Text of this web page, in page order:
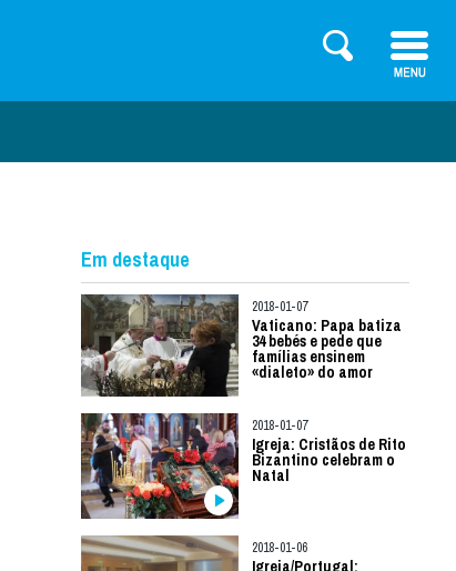
Em destaque
2018-01-07
Vaticano: Papa batiza
34 bebés e pede que
famílias ensinem
«dialeto» do amor
2018-01-07
Igreja: Cristãos de Rito
Bizantino celebram o
Natal
2018-01-06
Igreja/Portugal: